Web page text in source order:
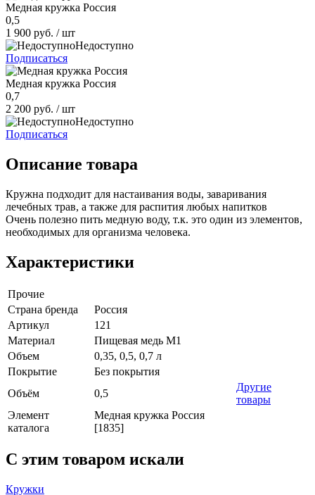
Медная кружка Россия
0,5
1 900 руб. / шт
Недоступно
Подписаться
Медная кружка Россия
0,7
2 200 руб. / шт
Недоступно
Подписаться
Описание товара
Кружна подходит для настаивания воды, заваривания
лечебных трав, а также для распития любых напитков
Очень полезно пить медную воду, т.к. это один из элементов,
необходимых для организма человека.
Характеристики
Прочие
Страна бренда
Россия
Артикул
121
Материал
Пищевая медь М1
Объем
0,35, 0,5, 0,7 л
Покрытие
Без покрытия
Объём
0,5
Другие
товары
Элемент
каталога
Медная кружка Россия
[1835]
C этим товаром искали
Кружки